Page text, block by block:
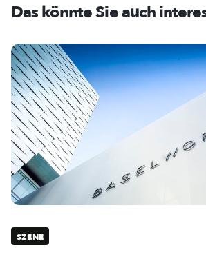
Das könnte Sie auch
SZENE